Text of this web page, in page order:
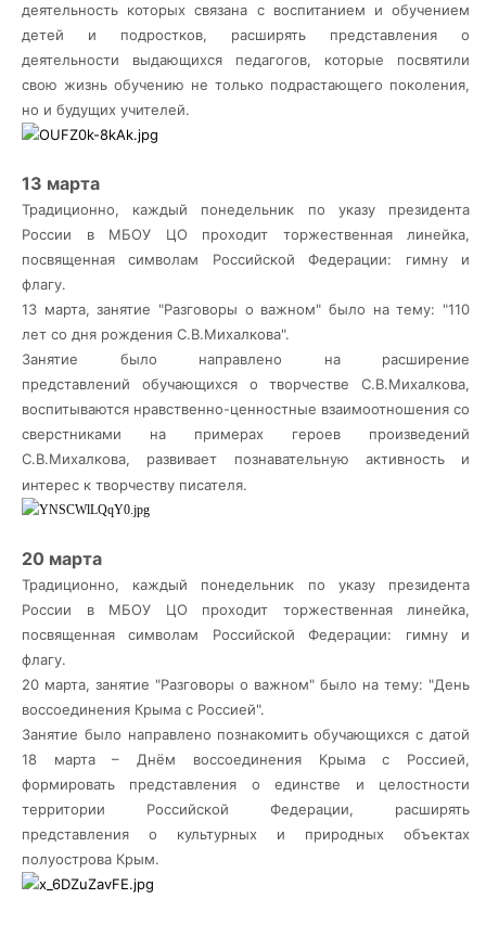
деятельность которых связана с воспитанием и обучением
детей и подростков, расширять представления о
деятельности выдающихся педагогов, которые посвятили
свою жизнь обучению не только подрастающего поколения,
но и будущих учителей.
13 марта
Традиционно, каждый понедельник по указу президента
России в МБОУ ЦО проходит торжественная линейка,
посвященная символам Российской Федерации: гимну и
флагу.
13 марта, занятие "Разговоры о важном" было на тему: "110
лет со дня рождения С.В.Михалкова".
Занятие было направлено на расширение
представлений обучающихся о творчестве С.В.Михалкова,
воспитываются нравственно-ценностные взаимоотношения со
сверстниками на примерах героев произведений
С.В.Михалкова, развивает познавательную активность и
интерес к творчеству писателя.
20 марта
Традиционно, каждый понедельник по указу президента
России в МБОУ ЦО проходит торжественная линейка,
посвященная символам Российской Федерации: гимну и
флагу.
20 марта, занятие "Разговоры о важном" было на тему: "День
воссоединения Крыма с Россией".
Занятие было направлено познакомить обучающихся с датой
18 марта – Днём воссоединения Крыма с Россией,
формировать представления о единстве и целостности
территории Российской Федерации, расширять
представления о культурных и природных объектах
полуострова Крым.